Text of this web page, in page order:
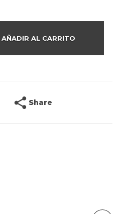
AÑADIR AL CARRITO
Share